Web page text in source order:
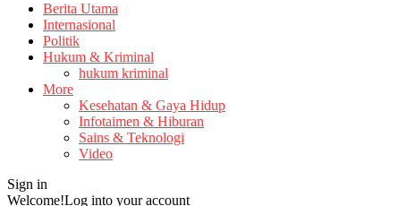
Berita Utama
Internasional
Politik
Hukum & Kriminal
hukum kriminal
More
Kesehatan & Gaya Hidup
Infotaimen & Hiburan
Sains & Teknologi
Video
Sign in
Welcome!Log into your account